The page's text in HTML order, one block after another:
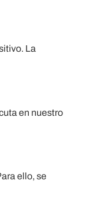
La
en nuestro
ello, se